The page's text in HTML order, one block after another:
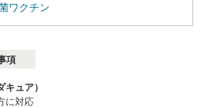
ワクチン
項
ュア）
に対応